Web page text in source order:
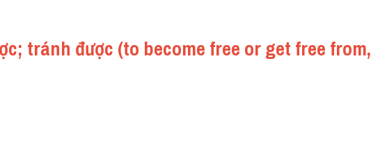
tránh được (to become free or get free from,